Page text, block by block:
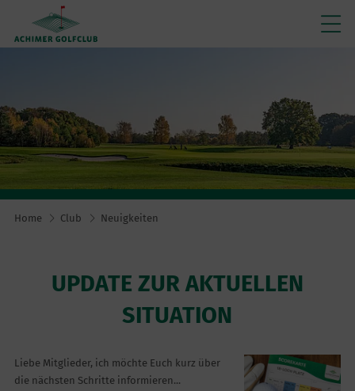
Home Club Neuigkeiten
UPDATE ZUR AKTUELLEN
SITUATION
Liebe Mitglieder, ich möchte Euch kurz über
die nächsten Schritte informieren...